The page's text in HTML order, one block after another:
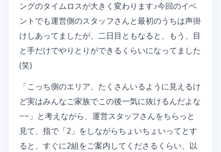
ングのタイムロスが大きく変わります♪今回のイベ
ントでも運営側のスタッフさんと最初のうちは声掛
けしあってましたが、二日目ともなると、もう、目
と手だけでやりとりができるくらいになってました
(笑)
「こっち側のエリア、たくさんいるように見えるけ
ど実はみんなご家族でこの後一気に抜けるんだよな
~~」と考えながら、運営スタッフさんをちらっと
見て、指で「2」をしながらちょいちょいってとす
ると、すぐに2組をご案内してくださるくらい、以